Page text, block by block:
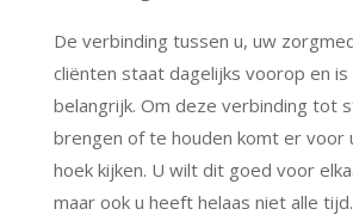
De verbinding tussen u, uw
cliënten staat dagelijks voorop en is
belangrijk. Om deze verbinding tot
brengen of te houden komt er voor
hoek kijken. U wilt dit goed voor
maar ook u heeft helaas niet alle